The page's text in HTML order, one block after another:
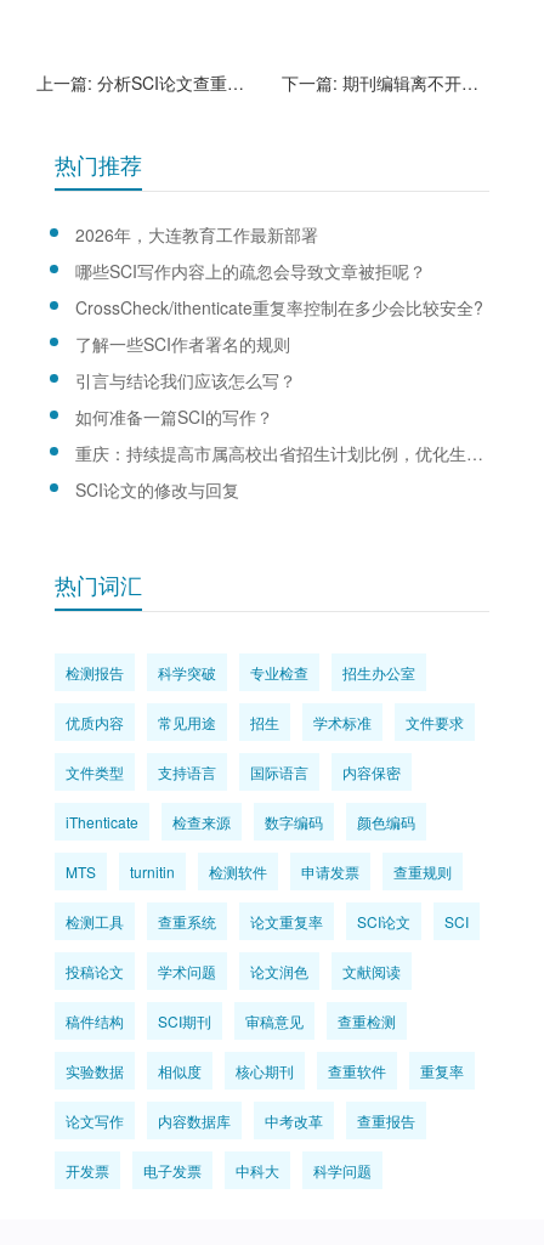
上一篇: 分析SCI论文查重报告中的重复率/相似度 下一篇: 期刊编辑离不开论文检测查重软件
热门推荐
2026年，大连教育工作最新部署
哪些SCI写作内容上的疏忽会导致文章被拒呢？
CrossCheck/ithenticate重复率控制在多少会比较安全?
了解一些SCI作者署名的规则
引言与结论我们应该怎么写？
如何准备一篇SCI的写作？
重庆：持续提高市属高校出省招生计划比例，优化生源结构
SCI论文的修改与回复
热门词汇
检测报告 科学突破 专业检查 招生办公室
优质内容 常见用途 招生 学术标准 文件要求
文件类型 支持语言 国际语言 内容保密
iThenticate 检查来源 数字编码 颜色编码
MTS turnitin 检测软件 申请发票 查重规则
检测工具 查重系统 论文重复率 SCI论文 SCI
投稿论文 学术问题 论文润色 文献阅读
稿件结构 SCI期刊 审稿意见 查重检测
实验数据 相似度 核心期刊 查重软件 重复率
论文写作 内容数据库 中考改革 查重报告
开发票 电子发票 中科大 科学问题